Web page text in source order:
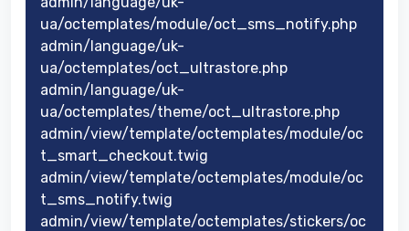
ua/octemplates/module/oct_sms_notify.php
admin/language/uk-
ua/octemplates/oct_ultrastore.php
admin/language/uk-
ua/octemplates/theme/oct_ultrastore.php
admin/view/template/octemplates/module/oc
t_smart_checkout.twig
admin/view/template/octemplates/module/oc
t_sms_notify.twig
admin/view/template/octemplates/stickers/oc